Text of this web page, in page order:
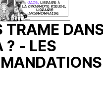
TRAME
? - LES